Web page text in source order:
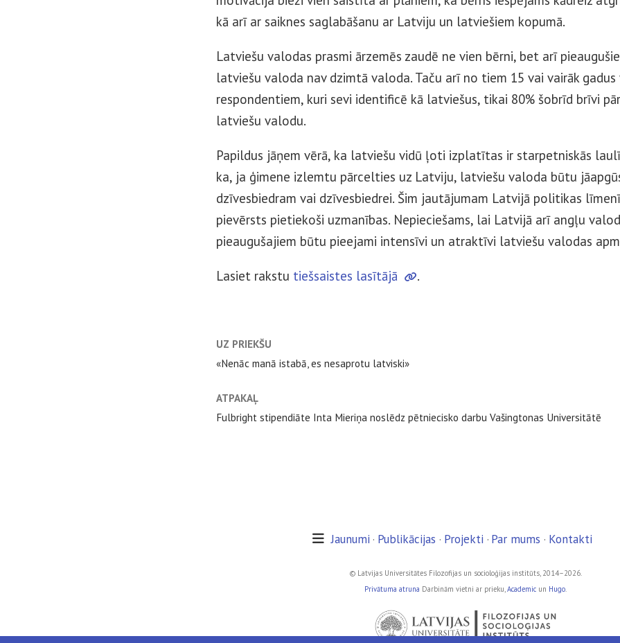
kā arī ar saiknes saglabāšanu ar Latviju un latviešiem kopumā.
Latviešu valodas prasmi ārzemēs zaudē ne vien bērni, bet arī
latviešu valoda nav dzimtā valoda. Taču arī no tiem 15 vai vairāk gadus
respondentiem, kuri sevi identificē kā latviešus, tikai 80% šobrīd brīvi
latviešu valodu.
Papildus jāņem vērā, ka latviešu vidū ļoti izplatītas ir starpetniskās
ka, ja ģimene izlemtu pārcelties uz Latviju, latviešu valoda būtu
dzīvesbiedram vai dzīvesbiedrei. Šim jautājumam Latvijā politikas
pievērsts pietiekoši uzmanības. Nepieciešams, lai Latvijā arī angļu
pieaugušajiem būtu pieejami intensīvi un atraktīvi latviešu valodas
Lasiet rakstu tiešsaistes lasītājā .
UZ PRIEKŠU
«Nenāc manā istabā, es nesaprotu latviski»
ATPAKAĻ
Fulbright stipendiāte Inta Mieriņa noslēdz pētniecisko darbu Vašingtonas Universitātē
Jaunumi Publikācijas Projekti Par mums Kontakti
© Latvijas Universitātes Filozofijas un socioloģijas institūts, 2014–2026.
Privātuma atruna Darbinām vietni ar prieku,Academic un Hugo.